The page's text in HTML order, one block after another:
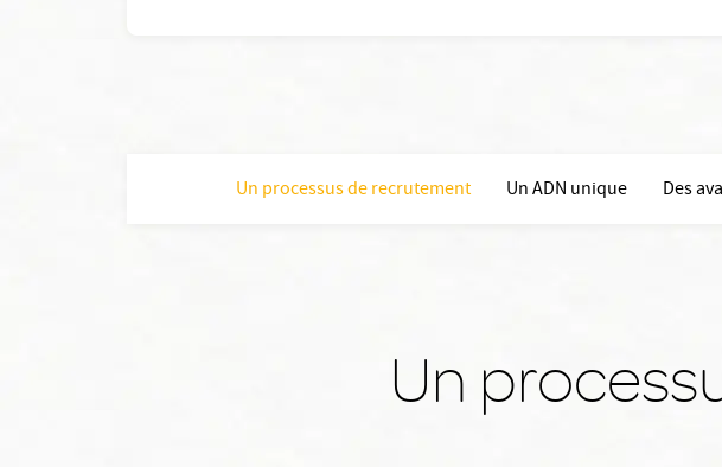
Un processus de recrutement Un ADN unique Des
Un